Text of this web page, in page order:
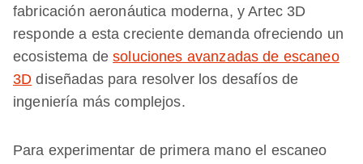
fabricación aeronáutica moderna, y Artec 3D
responde a esta creciente demanda ofreciendo un
ecosistema desoluciones avanzadas de escaneo
3D diseñadas para resolver los desafíos de
ingeniería más complejos.
Para experimentar de primera mano el escaneo